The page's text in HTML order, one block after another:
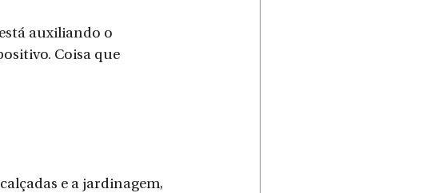
auxiliando o
Coisa que
e a jardinagem,